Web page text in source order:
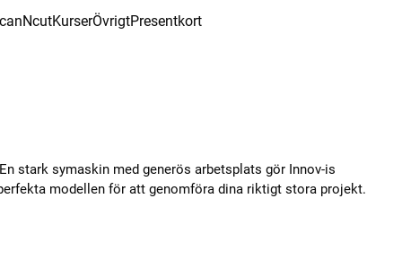
KurserÖvrigtPresentkort
stark symaskin med generös arbetsplats gör Innov-is
modellen för att genomföra dina riktigt stora projekt.